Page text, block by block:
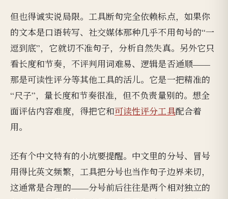
但也得诚实说局限。工具断句完全依赖标点，如果你
的文本是口语转写、社交媒体那种几乎不用句号的“一
逗到底”，它就切不准句子，分析自然失真。另外它只
看长度和节奏，不评判用词难易、逻辑是否通顺——
那是可读性评分等其他工具的活儿。它是一把精准的
“尺子”，量长度和节奏很准，但不负责量别的。想全
面评估内容难度，得把它和可读性评分工具配合着
用。
还有个中文特有的小坑要提醒。中文里的分号、冒号
用得比英文频繁，工具把分号也当作句子边界来切，
这通常是合理的——分号前后往往是两个相对独立的